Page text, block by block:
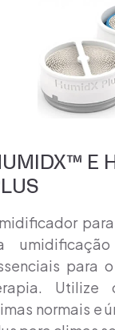
E
para
Utilize
normais e